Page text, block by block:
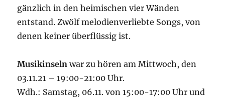
gänzlich in den heimischen vier Wänden
entstand. Zwölf melodienverliebte Songs, von
denen keiner überflüssig ist.
Musikinseln war zu hören am Mittwoch, den
03.11.21 – 19:00-21:00 Uhr.
Wdh.: Samstag, 06.11. von 15:00-17:00 Uhr und